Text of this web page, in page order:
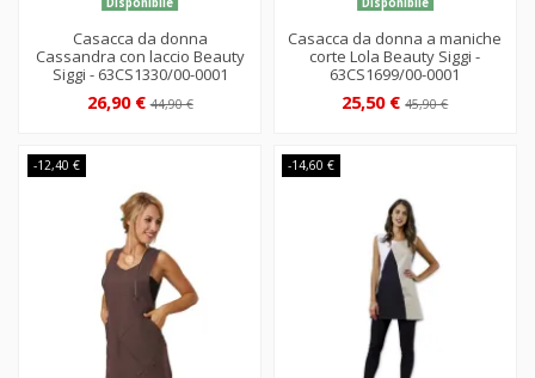
Casacca da donna
Cassandra con laccio Beauty
Siggi - 63CS1330/00-0001
26,90 €44,90 €
Casacca da donna a maniche
corte Lola Beauty Siggi -
63CS1699/00-0001
25,50 €45,90 €
-12,40 € -14,60 €